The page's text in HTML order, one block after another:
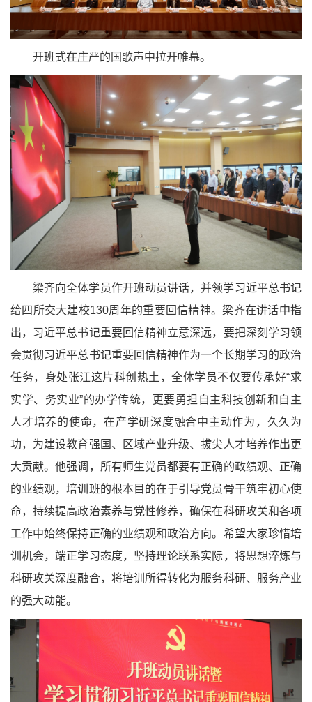
开班式在庄严的国歌声中拉开帷幕。
梁齐向全体学员作开班动员讲话，并领学习近平总书记
给四所交大建校130周年的重要回信精神。梁齐在讲话中指
出，习近平总书记重要回信精神立意深远，要把深刻学习领
会贯彻习近平总书记重要回信精神作为一个长期学习的政治
任务，身处张江这片科创热土，全体学员不仅要传承好“求
实学、务实业”的办学传统，更要勇担自主科技创新和自主
人才培养的使命，在产学研深度融合中主动作为，久久为
功，为建设教育强国、区域产业升级、拔尖人才培养作出更
大贡献。他强调，所有师生党员都要有正确的政绩观、正确
的业绩观，培训班的根本目的在于引导党员骨干筑牢初心使
命，持续提高政治素养与党性修养，确保在科研攻关和各项
工作中始终保持正确的业绩观和政治方向。希望大家珍惜培
训机会，端正学习态度，坚持理论联系实际，将思想淬炼与
科研攻关深度融合，将培训所得转化为服务科研、服务产业
的强大动能。